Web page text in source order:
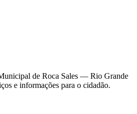
de Roca Sales — Rio Grande
e informações para o cidadão.